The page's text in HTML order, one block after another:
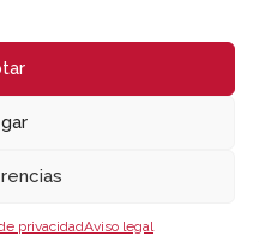
privacidadAviso legal
Blasco en la firma del